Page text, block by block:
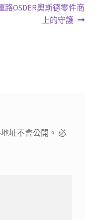
路OSDER奧斯德零件商
上的守護
址不會公開。 必